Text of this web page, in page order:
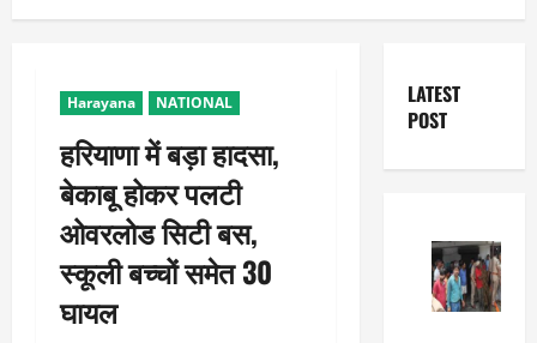
Harayana NATIONAL
हरियाणा में बड़ा हादसा,
बेकाबू होकर पलटी
ओवरलोड सिटी बस,
स्कूली बच्चों समेत 30
घायल
LATEST
POST